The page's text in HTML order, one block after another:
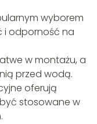
wyborem
i odporność na
w montażu, a
przed wodą.
oferują
stosowane w